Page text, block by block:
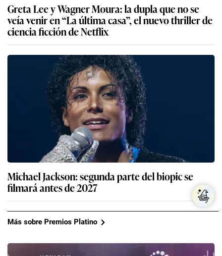
Greta Lee y Wagner Moura: la dupla que no se
veía venir en “La última casa”, el nuevo thriller de
ciencia ficción de Netflix
Michael Jackson: segunda parte del biopic se
filmará antes de 2027
Más sobre Premios Platino